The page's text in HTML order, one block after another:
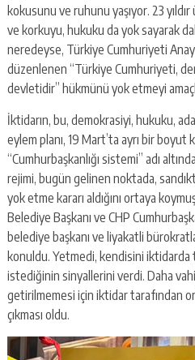
kokusunu ve ruhunu yaşıyor. 23
ve korkuyu, hukuku da yok sayarak
neredeyse, Türkiye Cumhuriyeti
düzenlenen “Türkiye Cumhuriyeti,
devletidir” hükmünü yok etmeyi
İktidarın, bu, demokrasiyi, hukuku,
eylem planı, 19 Mart’ta ayrı bir boyut
“Cumhurbaşkanlığı sistemi” adı
rejimi, bugün gelinen noktada,
yok etme kararı aldığını ortaya
Belediye Başkanı ve CHP
belediye başkanı ve liyakatli
konuldu. Yetmedi, kendisini iktidarda
istediğinin sinyallerini verdi. Daha
getirilmemesi için iktidar tarafından
çıkması oldu.